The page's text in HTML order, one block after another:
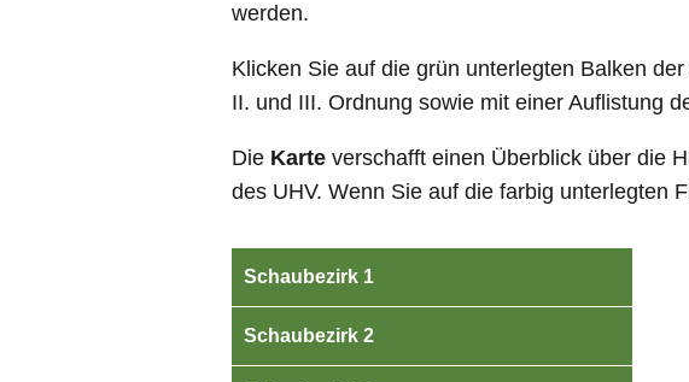
werden.
Klicken Sie auf die grün unterlegten Balken
II. und III. Ordnung sowie mit einer Auflistung
Die Karte verschafft einen Überblick über die
des UHV. Wenn Sie auf die farbig unterlegten
Schaubezirk 1
Schaubezirk 2